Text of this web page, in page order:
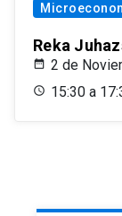
Reka
2 de
15:30 a